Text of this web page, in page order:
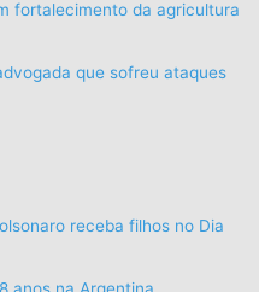
fortalecimento da agricultura
que sofreu ataques
receba filhos no Dia
anos na Argentina